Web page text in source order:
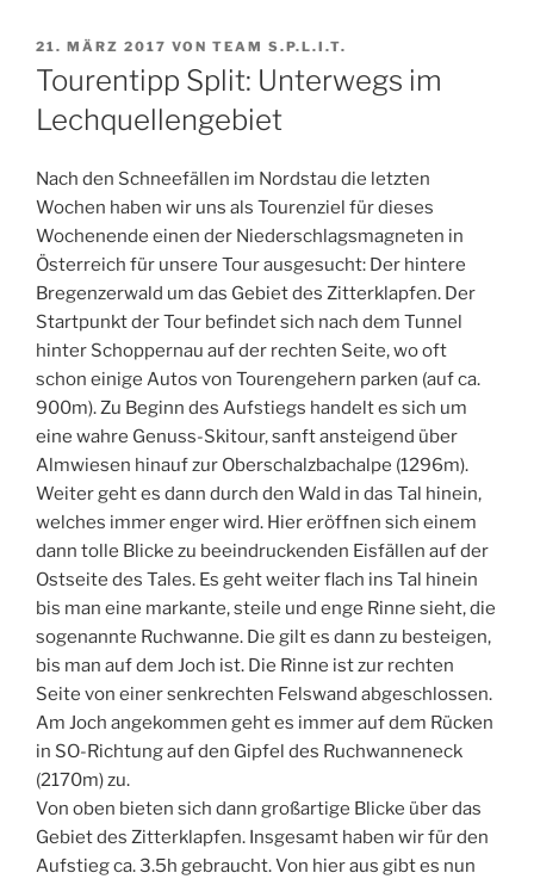
VERÖFFENTLICHT
AM
21. MÄRZ 2017 VON TEAM S.P.L.I.T.
Tourentipp Split: Unterwegs im
Lechquellengebiet
Nach den Schneefällen im Nordstau die letzten
Wochen haben wir uns als Tourenziel für dieses
Wochenende einen der Niederschlagsmagneten in
Österreich für unsere Tour ausgesucht: Der hintere
Bregenzerwald um das Gebiet des Zitterklapfen. Der
Startpunkt der Tour befindet sich nach dem Tunnel
hinter Schoppernau auf der rechten Seite, wo oft
schon einige Autos von Tourengehern parken (auf ca.
900m). Zu Beginn des Aufstiegs handelt es sich um
eine wahre Genuss-Skitour, sanft ansteigend über
Almwiesen hinauf zur Oberschalzbachalpe (1296m).
Weiter geht es dann durch den Wald in das Tal hinein,
welches immer enger wird. Hier eröffnen sich einem
dann tolle Blicke zu beeindruckenden Eisfällen auf der
Ostseite des Tales. Es geht weiter flach ins Tal hinein
bis man eine markante, steile und enge Rinne sieht, die
sogenannte Ruchwanne. Die gilt es dann zu besteigen,
bis man auf dem Joch ist. Die Rinne ist zur rechten
Seite von einer senkrechten Felswand abgeschlossen.
Am Joch angekommen geht es immer auf dem Rücken
in SO-Richtung auf den Gipfel des Ruchwanneneck
(2170m) zu.
Von oben bieten sich dann großartige Blicke über das
Gebiet des Zitterklapfen. Insgesamt haben wir für den
Aufstieg ca. 3.5h gebraucht. Von hier aus gibt es nun